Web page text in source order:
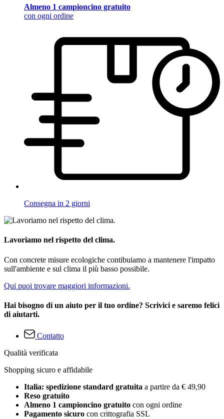
Almeno 1 campioncino gratuito
con ogni ordine
Consegna in 2 giorni
Lavoriamo nel rispetto del clima.
Con concrete misure ecologiche contibuiamo a mantenere l'impatto
sull'ambiente e sul clima il più basso possibile.
Qui puoi trovare maggiori informazioni.
Hai bisogno di un aiuto per il tuo ordine? Scrivici e saremo felici
di aiutarti.
Contatto
Qualità verificata
Shopping sicuro e affidabile
Italia: spedizione standard gratuita a partire da € 49,90
Reso gratuito
Almeno 1 campioncino gratuito con ogni ordine
Pagamento sicuro con crittografia SSL